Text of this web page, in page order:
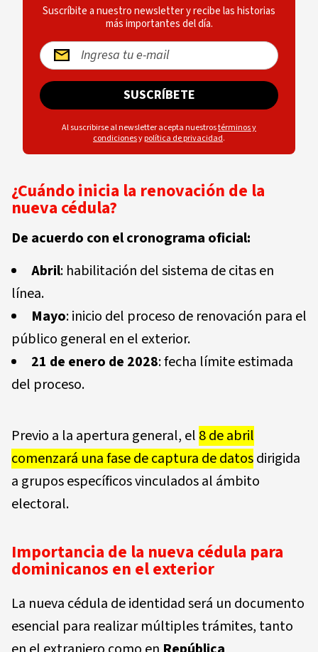
Suscríbite a nuestro newsletter y recibe las historias
más importantes del día.
SUSCRÍBETE
Al suscribirse al newsletter acepta nuestrostérminos y
condicionesypolítica de privacidad.
¿Cuándo inicia la renovación de la
nueva cédula?
De acuerdo con el cronograma oficial:
Abril: habilitación del sistema de citas en
línea.
Mayo: inicio del proceso de renovación para el
público general en el exterior.
21 de enero de 2028: fecha límite estimada
del proceso.
Previo a la apertura general, el 8 de abril
comenzará una fase de captura de datosdirigida
a grupos específicos vinculados al ámbito
electoral.
Importancia de la nueva cédula para
dominicanos en el exterior
La nueva cédula de identidad será un documento
esencial para realizar múltiples trámites, tanto